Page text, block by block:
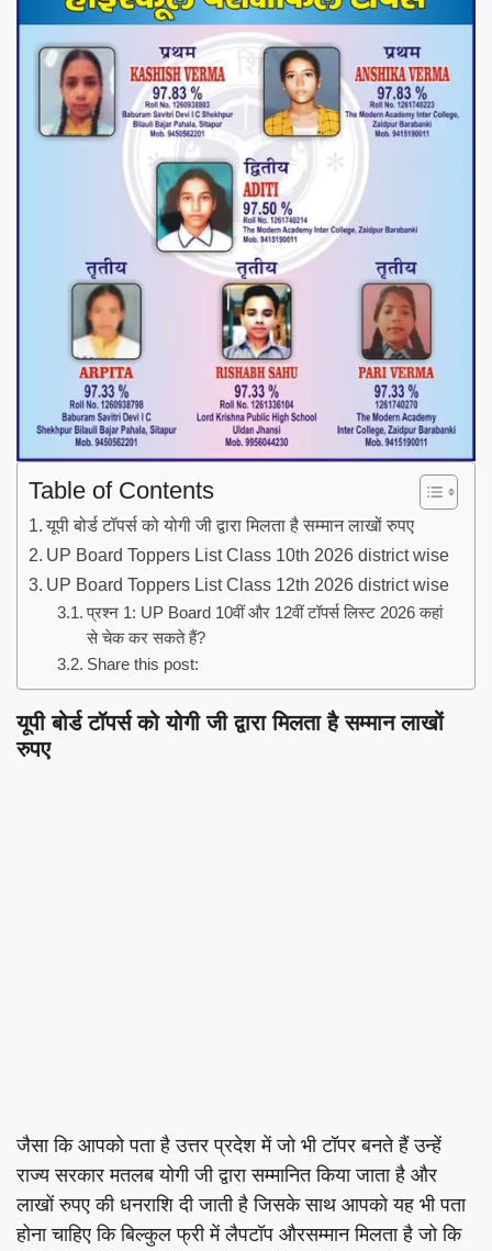
Table of Contents
यूपी बोर्ड टॉपर्स को योगी जी द्वारा मिलता है सम्मान लाखों रुपए
UP Board Toppers List Class 10th 2026 district wise
UP Board Toppers List Class 12th 2026 district wise
प्रश्न 1: UP Board 10वीं और 12वीं टॉपर्स लिस्ट 2026 कहां
से चेक कर सकते हैं?
Share this post:
यूपी बोर्ड टॉपर्स को योगी जी द्वारा मिलता है सम्मान लाखों
रुपए
जैसा कि आपको पता है उत्तर प्रदेश में जो भी टॉपर बनते हैं उन्हें
राज्य सरकार मतलब योगी जी द्वारा सम्मानित किया जाता है और
लाखों रुपए की धनराशि दी जाती है जिसके साथ आपको यह भी पता
होना चाहिए कि बिल्कुल फ्री में लैपटॉप औरसम्मान मिलता है जो कि